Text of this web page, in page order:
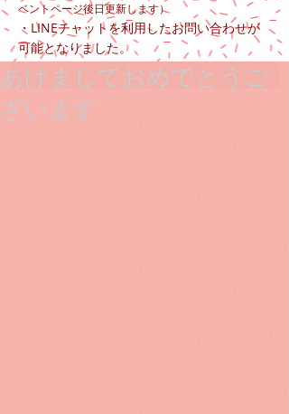
ベントページ後日更新します）
・ LINEチャットを利用したお問い合わせが
可能となりました。​​
あけましておめでとうご
ざいます